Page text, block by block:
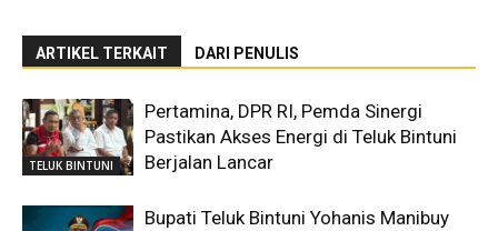
ARTIKEL TERKAIT DARI PENULIS
TELUK BINTUNI
Pertamina, DPR RI, Pemda Sinergi
Pastikan Akses Energi di Teluk Bintuni
Berjalan Lancar
Bupati Teluk Bintuni Yohanis Manibuy